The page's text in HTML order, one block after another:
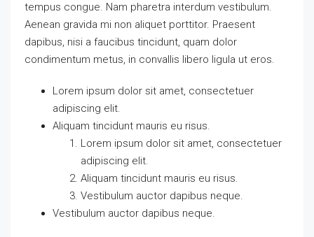
tempus congue. Nam pharetra interdum vestibulum.
Aenean gravida mi non aliquet porttitor. Praesent
dapibus, nisi a faucibus tincidunt, quam dolor
condimentum metus, in convallis libero ligula ut eros.
Lorem ipsum dolor sit amet, consectetuer
adipiscing elit.
Aliquam tincidunt mauris eu risus.
Lorem ipsum dolor sit amet, consectetuer
adipiscing elit.
Aliquam tincidunt mauris eu risus.
Vestibulum auctor dapibus neque.
Vestibulum auctor dapibus neque.